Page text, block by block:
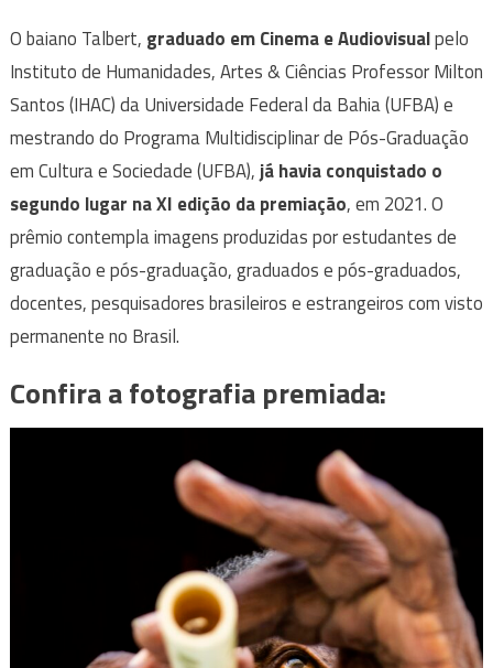
O baiano Talbert, graduado em Cinema e Audiovisualpelo
Instituto de Humanidades, Artes & Ciências Professor Milton
Santos (IHAC) da Universidade Federal da Bahia (UFBA) e
mestrando do Programa Multidisciplinar de Pós-Graduação
em Cultura e Sociedade (UFBA),já havia conquistado o
segundo lugar na XI edição da premiação, em 2021. O
prêmio contempla imagens produzidas por estudantes de
graduação e pós-graduação, graduados e pós-graduados,
docentes, pesquisadores brasileiros e estrangeiros com visto
permanente no Brasil.
Confira a fotografia premiada: